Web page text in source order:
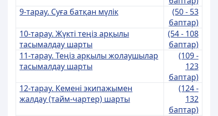
9-тарау. Суға батқан мүлік
(50 - 53
баптар)
10-тарау. Жүкті теңіз арқылы
тасымалдау шарты
(54 - 108
баптар)
11-тарау. Теңіз арқылы жолаушылар
тасымалдау шарты
(109 -
123
баптар)
12-тарау. Кемені экипажымен
жалдау (тайм-чартер) шарты
(124 -
132
баптар)